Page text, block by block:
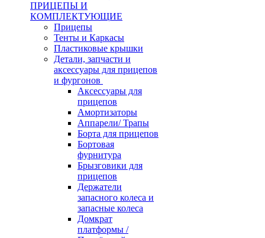
ПРИЦЕПЫ И
КОМПЛЕКТУЮЩИЕ
Прицепы
Тенты и Каркасы
Пластиковые крышки
Детали, запчасти и
аксессуары для прицепов
и фургонов
Аксессуары для
прицепов
Амортизаторы
Аппарели/ Трапы
Борта для прицепов
Бортовая
фурнитура
Брызговики для
прицепов
Держатели
запасного колеса и
запасные колеса
Домкрат
платформы /